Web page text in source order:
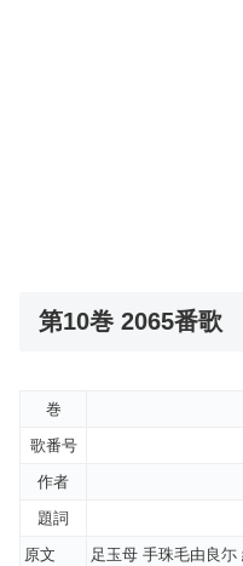
第10巻 2065番歌
巻
歌番号
作者
題詞
原文
足玉母 手珠毛由良